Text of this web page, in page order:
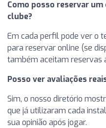
Como posso reservar
clube?
Em cada perfil pode ver o
para reservar online (se
também aceitam reservas
Posso ver avaliações
Sim, o nosso diretório
que já utilizaram cada
sua opinião após jogar.